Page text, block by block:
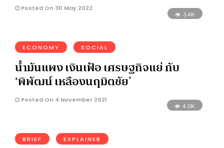
Posted On 30 May 2022
3.4K
ECONOMY SOCIAL
น้ำมันแพง เงินเฟ้อ เศรษฐกิจแย่ กับ
‘พิพัฒน์ เหลืองนฤมิตชัย’
Posted On 4 November 2021
4.0K
BRIEF EXPLAINER